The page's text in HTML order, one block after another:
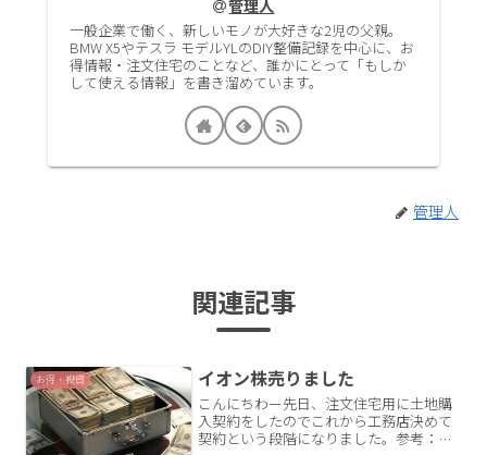
管理人
一般企業で働く、新しいモノが大好きな2児の父親。
BMW X5やテスラ モデルYLのDIY整備記録を中心に、お
得情報・注文住宅のことなど、誰かにとって「もしか
して使える情報」を書き溜めています。
管理人
関連記事
お得・投資 イオン株売りました
こんにちわー先日、注文住宅用に土地購
入契約をしたのでこれから工務店決めて
契約という段階になりました。参考：土